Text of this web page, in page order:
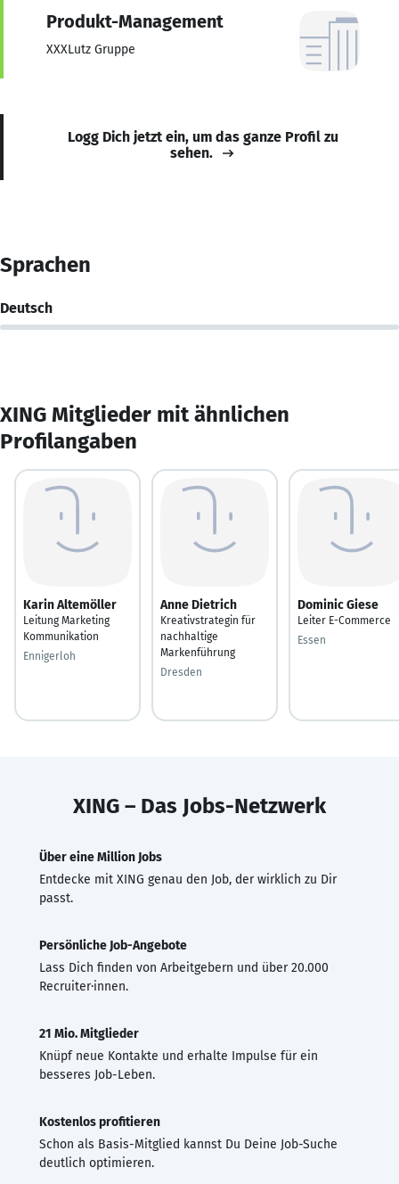
Produkt-Management
XXXLutz Gruppe
Logg Dich jetzt ein, um das ganze Profil zu
sehen.
Sprachen
Deutsch
XING Mitglieder mit ähnlichen
Profilangaben
Karin Altemöller
Leitung Marketing
Kommunikation
Ennigerloh
Anne Dietrich
Kreativstrategin für
nachhaltige
Markenführung
Dresden
Dominic Giese
Leiter E-Commerce
Essen
XING – Das Jobs-Netzwerk
Über eine Million Jobs
Entdecke mit XING genau den Job, der wirklich zu Dir
passt.
Persönliche Job-Angebote
Lass Dich finden von Arbeitgebern und über 20.000
Recruiter·innen.
21 Mio. Mitglieder
Knüpf neue Kontakte und erhalte Impulse für ein
besseres Job-Leben.
Kostenlos profitieren
Schon als Basis-Mitglied kannst Du Deine Job-Suche
deutlich optimieren.